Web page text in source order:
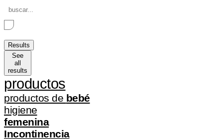
Search
...
Results
See
all
results
productos
productos de bebé
higiene
femenina
Incontinencia